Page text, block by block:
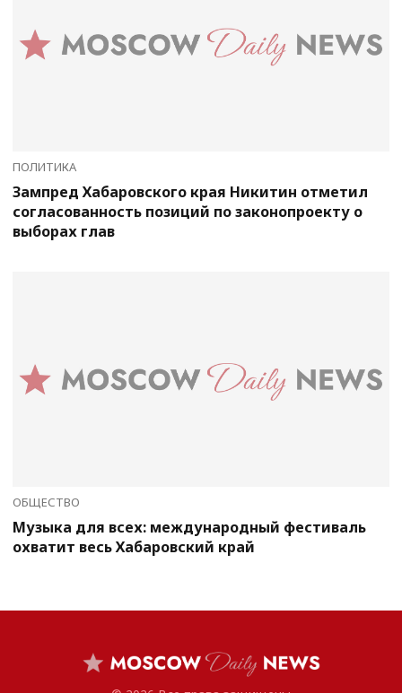
ПОЛИТИКА
Зампред Хабаровского края Никитин отметил
согласованность позиций по законопроекту о
выборах глав
ОБЩЕСТВО
Музыка для всех: международный фестиваль
охватит весь Хабаровский край